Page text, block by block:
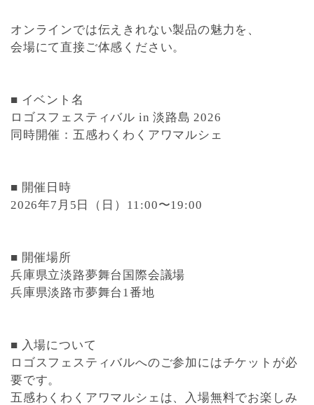
オンラインでは伝えきれない製品の魅力を、
会場にて直接ご体感ください。
■ イベント名
ロゴスフェスティバル in 淡路島 2026
同時開催：五感わくわくアワマルシェ
■ 開催日時
2026年7月5日（日）11:00〜19:00
■ 開催場所
兵庫県立淡路夢舞台国際会議場
兵庫県淡路市夢舞台1番地
■ 入場について
ロゴスフェスティバルへのご参加にはチケットが必
要です。
五感わくわくアワマルシェは、
入場無料でお楽しみ